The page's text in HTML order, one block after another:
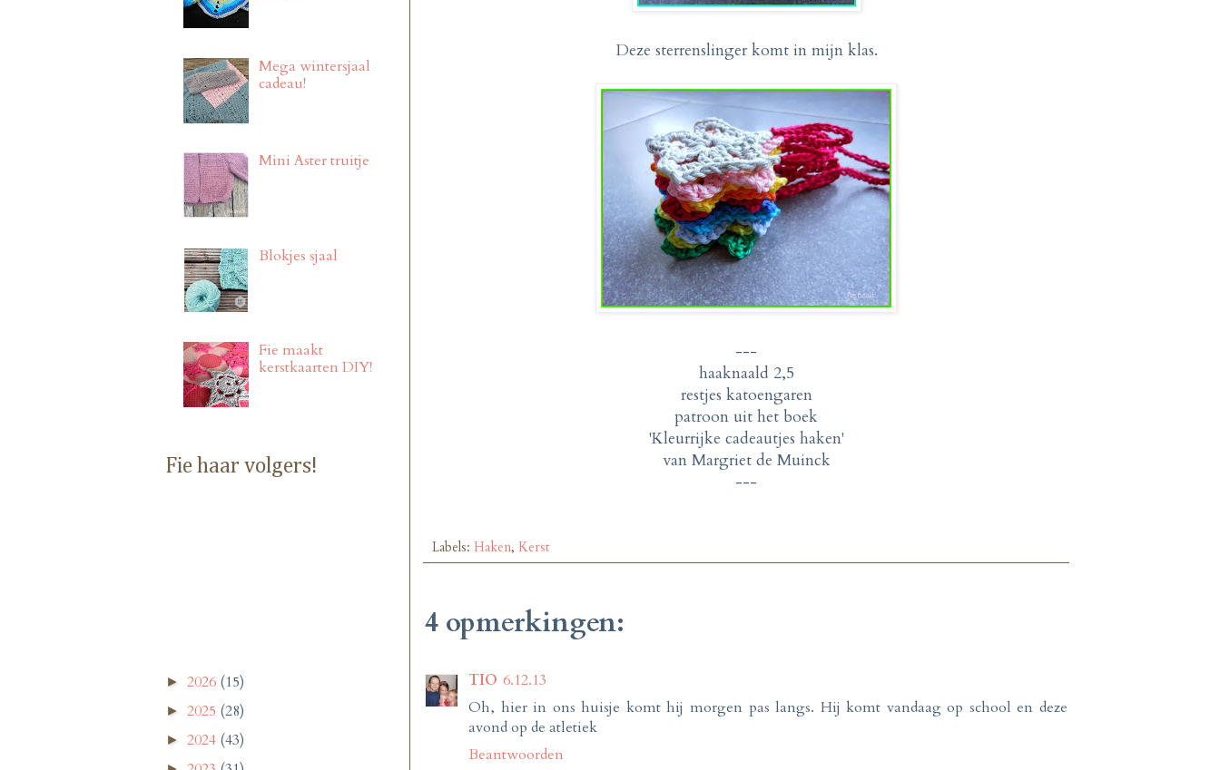
Deze sterrenslinger komt in mijn klas.
---
haaknaald 2,5
restjes katoengaren
patroon uit het boek
'Kleurrijke cadeautjes haken'
van Margriet de Muinck
---
Labels: Haken, Kerst
4 opmerkingen:
TIO 6.12.13
Oh, hier in ons huisje komt hij morgen pas langs. Hij komt vandaag op school en deze
avond op de atletiek
Beantwoorden
Mega wintersjaal
cadeau!
Mini Aster truitje
Blokjes sjaal
Fie maakt
kerstkaarten DIY!
Fie haar volgers!
► 2026 (15)
► 2025 (28)
► 2024 (43)